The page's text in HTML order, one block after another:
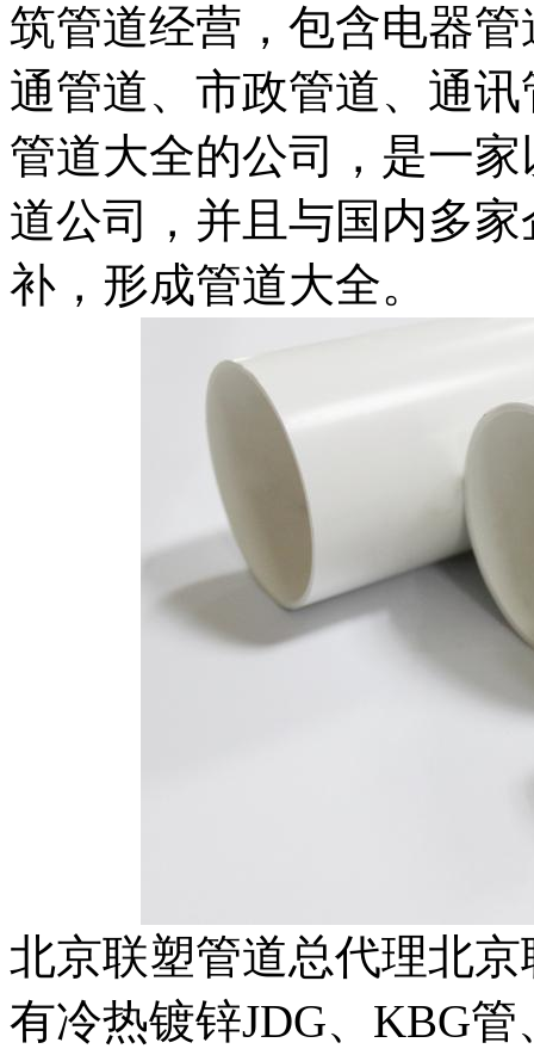
筑管道经营，包含电器
通管道、市政管道、通
管道大全的公司，是一
道公司，并且与国内多
补，形成管道大全。
北京联塑管道总代理北
有冷热镀锌JDG、KBG